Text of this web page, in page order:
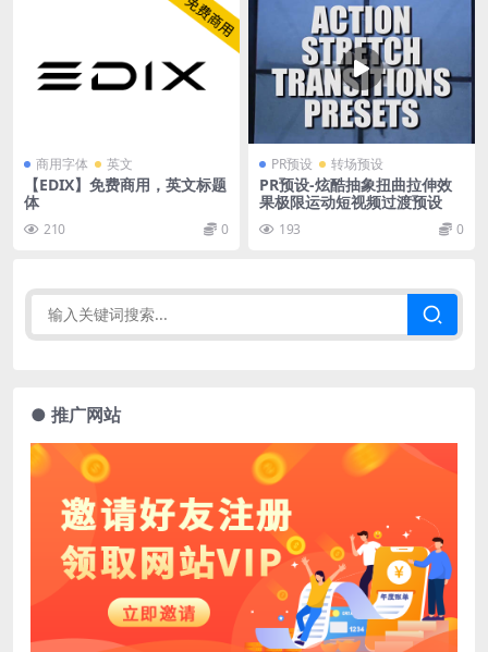
商用字体 英文
【EDIX】免费商用，英文标题
体
210 0
PR预设 转场预设
PR预设-炫酷抽象扭曲拉伸效
果极限运动短视频过渡预设
193 0
● 推广网站